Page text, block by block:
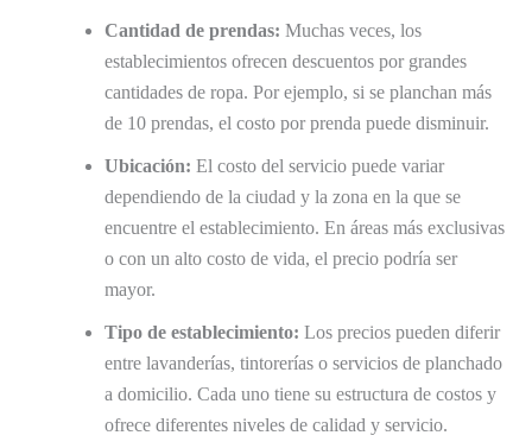
Cantidad de prendas: Muchas veces, los
establecimientos ofrecen descuentos por grandes
cantidades de ropa. Por ejemplo, si se planchan más
de 10 prendas, el costo por prenda puede disminuir.
Ubicación: El costo del servicio puede variar
dependiendo de la ciudad y la zona en la que se
encuentre el establecimiento. En áreas más exclusivas
o con un alto costo de vida, el precio podría ser
mayor.
Tipo de establecimiento: Los precios pueden diferir
entre lavanderías, tintorerías o servicios de planchado
a domicilio. Cada uno tiene su estructura de costos y
ofrece diferentes niveles de calidad y servicio.